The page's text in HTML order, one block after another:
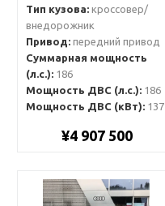
Тип кузова:кроссовер/
внедорожник
Привод:передний привод
Суммарная мощность
(л.с.):186
Мощность ДВС (л.с.):186
Мощность ДВС (кВт):137
¥4 907 500